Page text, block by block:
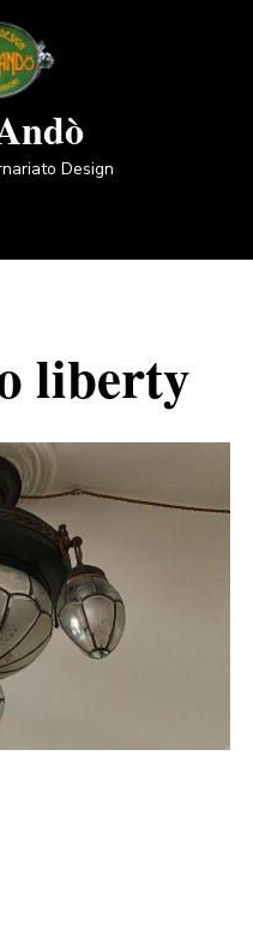
Design
liberty